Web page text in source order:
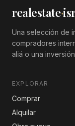
realestate·
Una selección de
compradores
aliá o una
EXPLORAR
Comprar
Alquilar